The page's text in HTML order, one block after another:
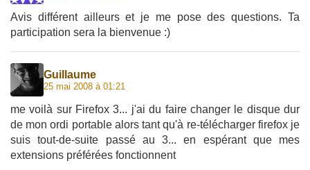
Avis différent ailleurs et je me pose des questions. Ta
participation sera la bienvenue :)
Guillaume
25 mai 2008 à 01:21
me voilà sur Firefox 3... j'ai du faire changer le disque dur
de mon ordi portable alors tant qu'à re-télécharger firefox je
suis tout-de-suite passé au 3... en espérant que mes
extensions préférées fonctionnent